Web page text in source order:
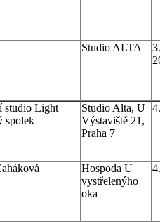
Studio ALTA
studio Light
spolek
Studio Alta, U
Výstaviště 21,
Praha 7
Hospoda U
vystřelenýho
oka